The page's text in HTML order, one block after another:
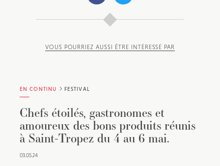
VOUS POURRIEZ AUSSI ÊTRE INTÉRESSÉ PAR
EN CONTINU FESTIVAL
Chefs étoilés, gastronomes et
amoureux des bons produits réunis
à Saint-Tropez du 4 au 6 mai.
03.05.24